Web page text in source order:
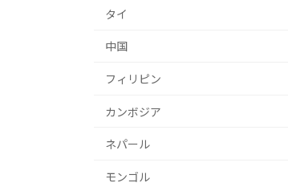
タイ
中国
フィリピン
カンボジア
ネパール
モンゴル